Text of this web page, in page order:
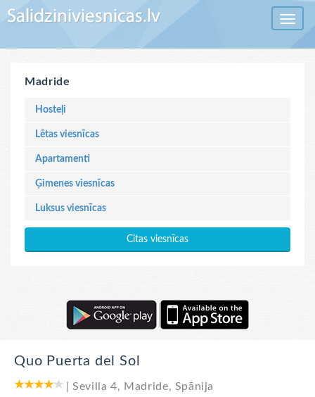
Toggle
Madride
Hosteļi
Lētas viesnīcas
Apartamenti
Ģimenes viesnīcas
Luksus viesnīcas
Citas viesnīcas
Quo Puerta del Sol
|Sevilla 4, Madride, Spānija